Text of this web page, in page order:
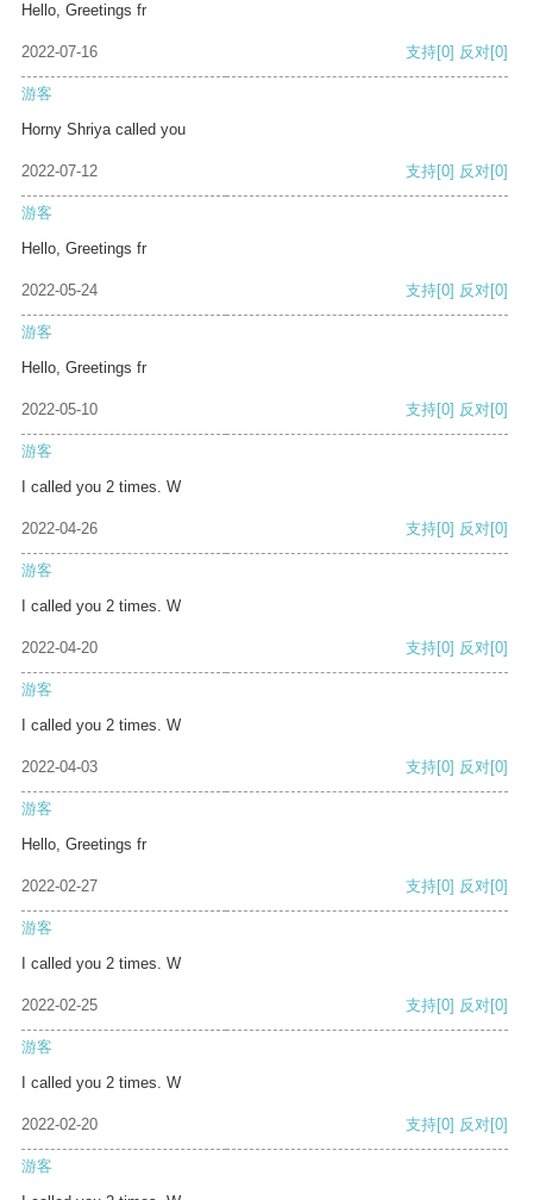
Hello, Greetings fr
2022-07-16 支持[0] 反对[0]
游客
Horny Shriya called you
2022-07-12 支持[0] 反对[0]
游客
Hello, Greetings fr
2022-05-24 支持[0] 反对[0]
游客
Hello, Greetings fr
2022-05-10 支持[0] 反对[0]
游客
I called you 2 times. W
2022-04-26 支持[0] 反对[0]
游客
I called you 2 times. W
2022-04-20 支持[0] 反对[0]
游客
I called you 2 times. W
2022-04-03 支持[0] 反对[0]
游客
Hello, Greetings fr
2022-02-27 支持[0] 反对[0]
游客
I called you 2 times. W
2022-02-25 支持[0] 反对[0]
游客
I called you 2 times. W
2022-02-20 支持[0] 反对[0]
游客